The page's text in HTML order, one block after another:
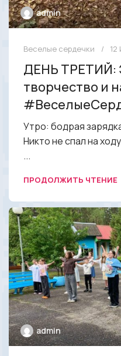
admin
Веселые сердечки
ДЕНЬ ТРЕТИЙ:
творчество и
Утро: бодрая
Никто не спал на
...
ПРОДОЛЖИТЬ ЧТЕНИЕ
admin